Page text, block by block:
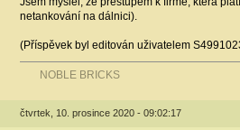
netankování na dálnici).
(Příspěvek byl editován uživatelem
NOBLE BRICKS
čtvrtek, 10. prosince 2020 - 09:02:17